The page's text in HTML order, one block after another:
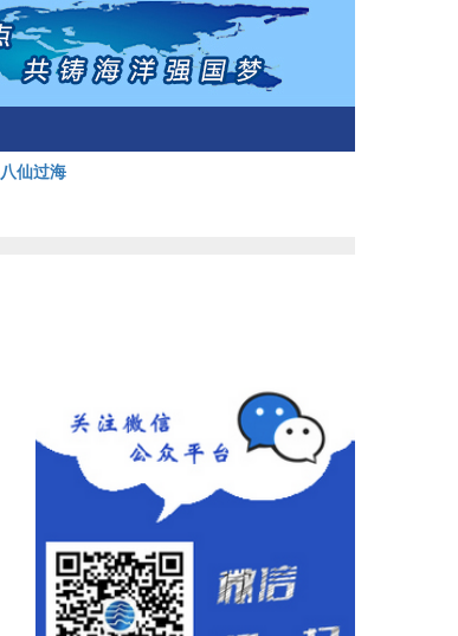
八仙过海